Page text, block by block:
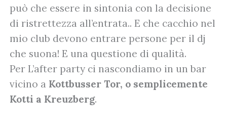
può che essere in sintonia con la decisione
di ristrettezza all’entrata.. E che cacchio nel
mio club devono entrare persone per il dj
che suona! E una questione di qualità.
Per L’after party ci nascondiamo in un bar
vicino a Kottbusser Tor, o semplicemente
Kotti a Kreuzberg.